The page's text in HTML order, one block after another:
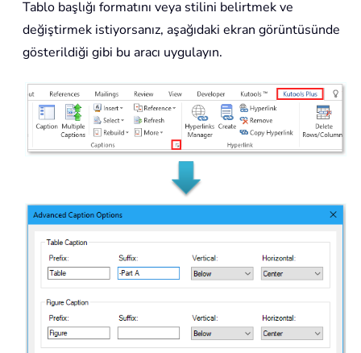
Tablo başlığı formatını veya stilini belirtmek ve
değiştirmek istiyorsanız, aşağıdaki ekran görüntüsünde
gösterildiği gibi bu aracı uygulayın.